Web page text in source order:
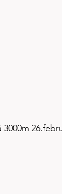
3000m